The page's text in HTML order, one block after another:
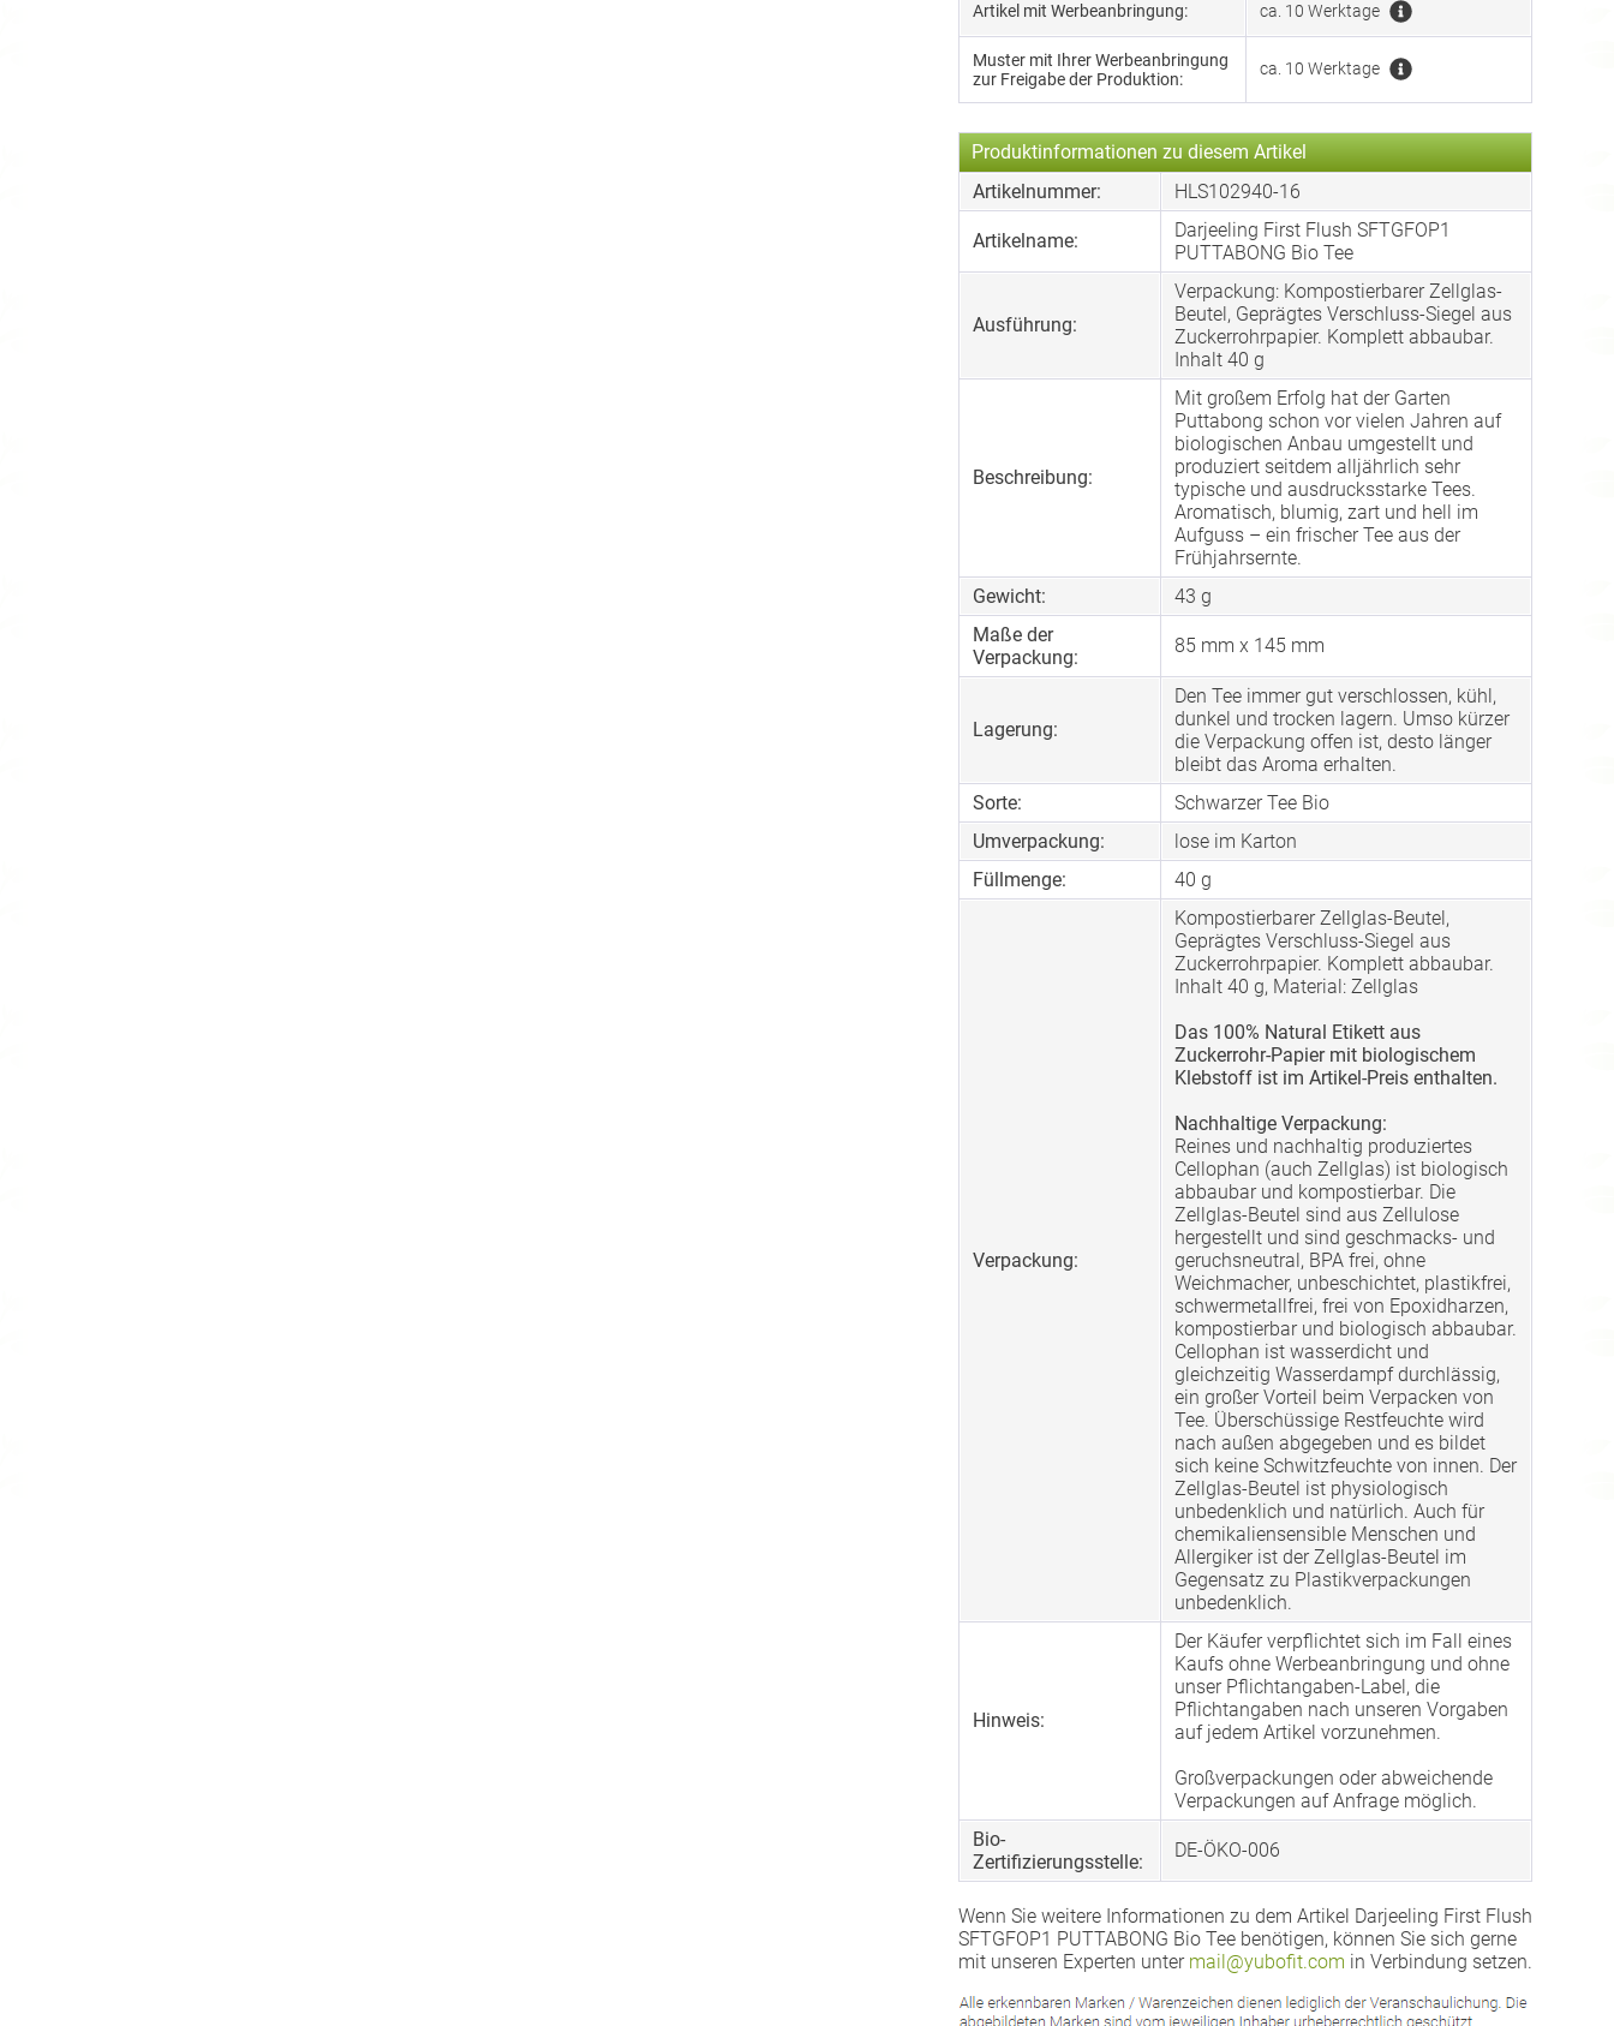
Artikel mit Werbeanbringung: ca. 10 Werktage
Muster mit Ihrer Werbeanbringung
zur Freigabe der Produktion:
ca. 10 Werktage
Produktinformationen zu diesem Artikel
Artikelnummer:
HLS102940-16
Artikelname:
Darjeeling First Flush SFTGFOP1
PUTTABONG Bio Tee
Ausführung:
Verpackung: Kompostierbarer Zellglas-
Beutel, Geprägtes Verschluss-Siegel aus
Zuckerrohrpapier. Komplett abbaubar.
Inhalt 40 g
Beschreibung:
Mit großem Erfolg hat der Garten
Puttabong schon vor vielen Jahren auf
biologischen Anbau umgestellt und
produziert seitdem alljährlich sehr
typische und ausdrucksstarke Tees.
Aromatisch, blumig, zart und hell im
Aufguss – ein frischer Tee aus der
Frühjahrsernte.
Gewicht:
43 g
Maße der
Verpackung:
85 mm x 145 mm
Lagerung:
Den Tee immer gut verschlossen, kühl,
dunkel und trocken lagern. Umso kürzer
die Verpackung offen ist, desto länger
bleibt das Aroma erhalten.
Sorte:
Schwarzer Tee Bio
Umverpackung:
lose im Karton
Füllmenge:
40 g
Verpackung:
Kompostierbarer Zellglas-Beutel,
Geprägtes Verschluss-Siegel aus
Zuckerrohrpapier. Komplett abbaubar.
Inhalt 40 g, Material: Zellglas
Das 100% Natural Etikett aus
Zuckerrohr-Papier mit biologischem
Klebstoff ist im Artikel-Preis enthalten.
Nachhaltige Verpackung:
Reines und nachhaltig produziertes
Cellophan (auch Zellglas) ist biologisch
abbaubar und kompostierbar. Die
Zellglas-Beutel sind aus Zellulose
hergestellt und sind geschmacks- und
geruchsneutral, BPA frei, ohne
Weichmacher, unbeschichtet, plastikfrei,
schwermetallfrei, frei von Epoxidharzen,
kompostierbar und biologisch abbaubar.
Cellophan ist wasserdicht und
gleichzeitig Wasserdampf durchlässig,
ein großer Vorteil beim Verpacken von
Tee. Überschüssige Restfeuchte wird
nach außen abgegeben und es bildet
sich keine Schwitzfeuchte von innen. Der
Zellglas-Beutel ist physiologisch
unbedenklich und natürlich. Auch für
chemikaliensensible Menschen und
Allergiker ist der Zellglas-Beutel im
Gegensatz zu Plastikverpackungen
unbedenklich.
Hinweis:
Der Käufer verpflichtet sich im Fall eines
Kaufs ohne Werbeanbringung und ohne
unser Pflichtangaben-Label, die
Pflichtangaben nach unseren Vorgaben
auf jedem Artikel vorzunehmen.
Großverpackungen oder abweichende
Verpackungen auf Anfrage möglich.
Bio-
Zertifizierungsstelle:
DE-ÖKO-006
Wenn Sie weitere Informationen zu dem Artikel Darjeeling First Flush
SFTGFOP1 PUTTABONG Bio Tee benötigen, können Sie sich gerne
mit unseren Experten unter mail@yubofit.com in Verbindung setzen.